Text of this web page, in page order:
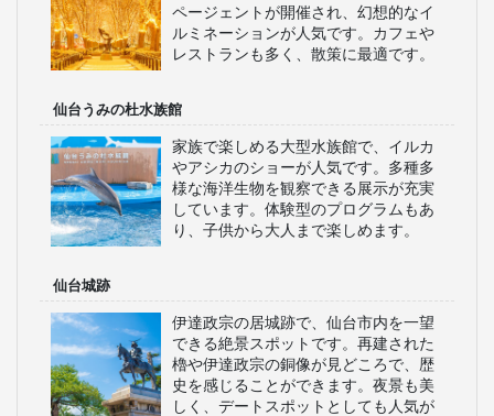
ページェントが開催され、幻想的なイ
ルミネーションが人気です。カフェや
レストランも多く、散策に最適です。
仙台うみの杜水族館
家族で楽しめる大型水族館で、イルカ
やアシカのショーが人気です。多種多
様な海洋生物を観察できる展示が充実
しています。体験型のプログラムもあ
り、子供から大人まで楽しめます。
仙台城跡
伊達政宗の居城跡で、仙台市内を一望
できる絶景スポットです。再建された
櫓や伊達政宗の銅像が見どころで、歴
史を感じることができます。夜景も美
しく、デートスポットとしても人気が